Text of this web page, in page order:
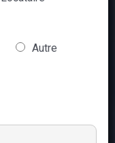
Autre